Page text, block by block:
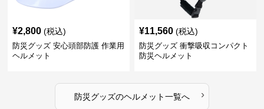
¥2,800 (税込)
防災グッズ 安心頭部防護 作業用
ヘルメット
¥11,560 (税込)
防災グッズ 衝撃吸収コンパクト
防災ヘルメット
防災グッズのヘルメット一覧へ ›